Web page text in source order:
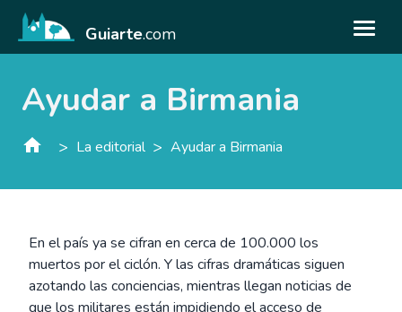
Guiarte.com
Ayudar a Birmania
> La editorial > Ayudar a Birmania
En el país ya se cifran en cerca de 100.000 los
muertos por el ciclón. Y las cifras dramáticas siguen
azotando las conciencias, mientras llegan noticias de
que los militares están impidiendo el acceso de